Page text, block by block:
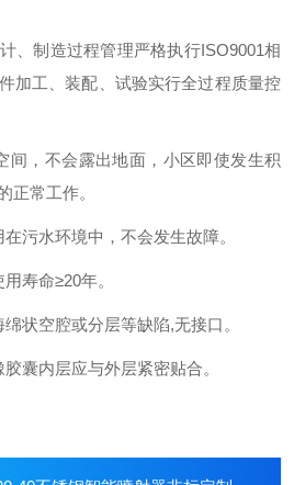
、制造过程管理严格执行ISO9001相
加工、装配、试验实行全过程质量控
间，不会露出地面，小区即使发生积
正常工作。
污水环境中，不会发生故障。
寿命≥20年。
状空腔或分层等缺陷,无接口。
囊内层应与外层紧密贴合。